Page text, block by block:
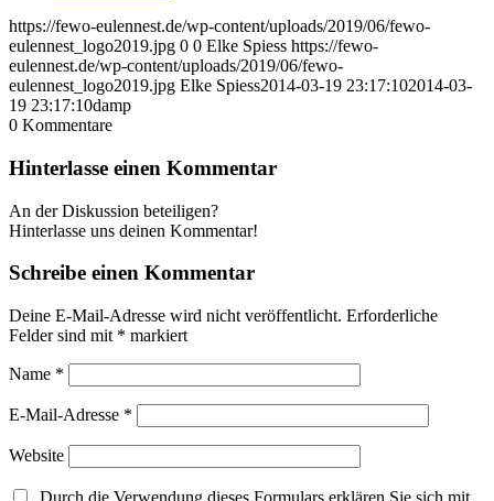
https://fewo-eulennest.de/wp-content/uploads/2019/06/fewo-
eulennest_logo2019.jpg 0 0 Elke Spiess https://fewo-
eulennest.de/wp-content/uploads/2019/06/fewo-
eulennest_logo2019.jpg Elke Spiess2014-03-19 23:17:102014-03-
19 23:17:10damp
0 Kommentare
Hinterlasse einen Kommentar
An der Diskussion beteiligen?
Hinterlasse uns deinen Kommentar!
Schreibe einen Kommentar
Deine E-Mail-Adresse wird nicht veröffentlicht. Erforderliche
Felder sind mit * markiert
Name *
E-Mail-Adresse *
Website
Durch die Verwendung dieses Formulars erklären Sie sich mit